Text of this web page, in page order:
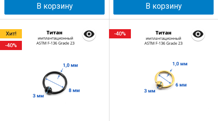
В корзину В корзину
Хит!
-40%
-40%